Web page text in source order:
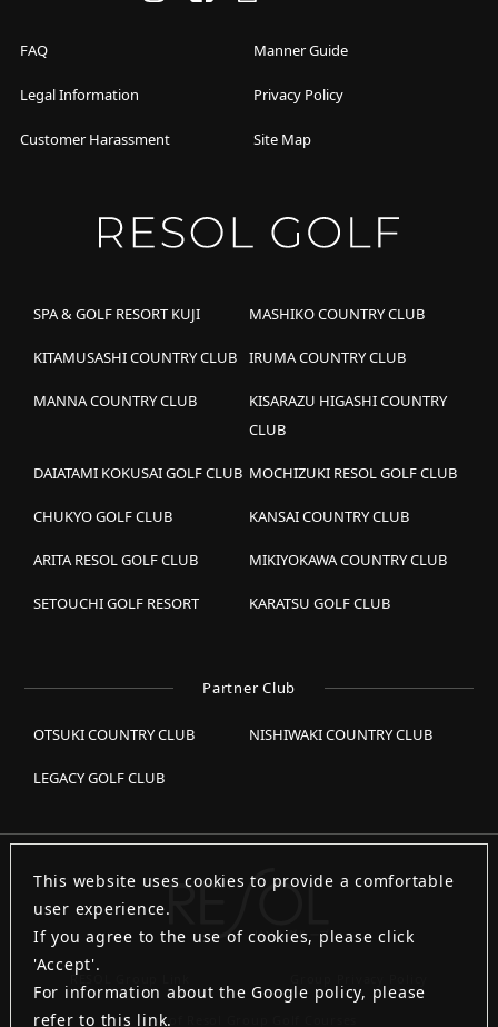
This website uses cookies to provide a comfortable
user experience.
If you agree to the use of cookies, please click
'Accept'.
For information about the Google policy, please
refer to this link.
FAQ Manner Guide
Legal Information Privacy Policy
Customer Harassment Site Map
SPA & GOLF RESORT KUJI MASHIKO COUNTRY CLUB
KITAMUSASHI COUNTRY CLUB IRUMA COUNTRY CLUB
MANNA COUNTRY CLUB
KISARAZU HIGASHI COUNTRY
CLUB
DAIATAMI KOKUSAI GOLF CLUB MOCHIZUKI RESOL GOLF CLUB
CHUKYO GOLF CLUB KANSAI COUNTRY CLUB
ARITA RESOL GOLF CLUB MIKIYOKAWA COUNTRY CLUB
SETOUCHI GOLF RESORT KARATSU GOLF CLUB
Partner Club
OTSUKI COUNTRY CLUB NISHIWAKI COUNTRY CLUB
LEGACY GOLF CLUB
RESOL Group Link
List of Resol Group Golf Courses